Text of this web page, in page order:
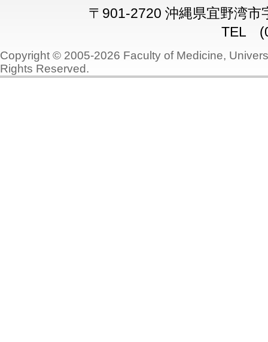
〒901-2720 沖縄県宜野湾市
TEL
Copyright © 2005-2026 Faculty of Medicine,
Rights Reserved.